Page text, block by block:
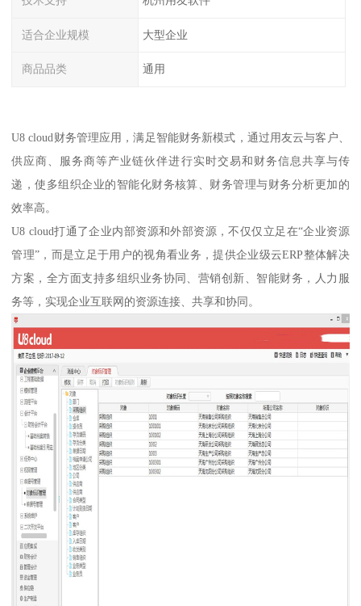
适合企业规模 大型企业
商品品类 通用
U8 cloud财务管理应用，满足智能财务新模式，通过用友云与客户、
供应商、服务商等产业链伙伴进行实时交易和财务信息共享与传
递，使多组织企业的智能化财务核算、财务管理与财务分析更加的
效率高。
U8 cloud打通了企业内部资源和外部资源，不仅仅立足在“企业资源
管理”，而是立足于用户的视角看业务，提供企业级云ERP整体解决
方案，全方面支持多组织业务协同、营销创新、智能财务，人力服
务等，实现企业互联网的资源连接、共享和协同。